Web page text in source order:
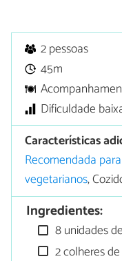
2 pessoas
45m
Dificuldade
Características
Recomendada
vegetarianos,
Ingredientes:
8 unidades
2 colheres